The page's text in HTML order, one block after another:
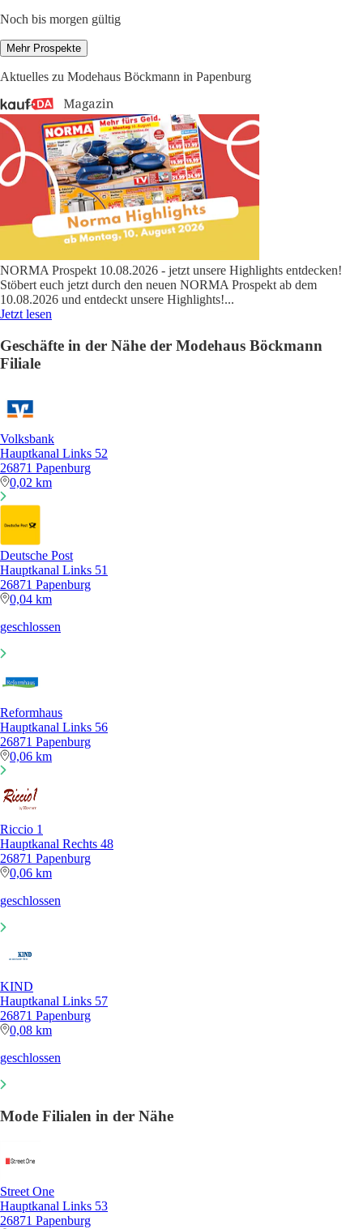
Noch bis morgen gültig
Mehr Prospekte
Aktuelles zu Modehaus Böckmann in Papenburg
NORMA Prospekt 10.08.2026 - jetzt unsere Highlights entdecken!
Stöbert euch jetzt durch den neuen NORMA Prospekt ab dem
10.08.2026 und entdeckt unsere Highlights!...
Jetzt lesen
Geschäfte in der Nähe der Modehaus Böckmann
Filiale
Volksbank
Hauptkanal Links 52
26871 Papenburg
0,02 km
Deutsche Post
Hauptkanal Links 51
26871 Papenburg
0,04 km
geschlossen
Reformhaus
Hauptkanal Links 56
26871 Papenburg
0,06 km
Riccio 1
Hauptkanal Rechts 48
26871 Papenburg
0,06 km
geschlossen
KIND
Hauptkanal Links 57
26871 Papenburg
0,08 km
geschlossen
Mode Filialen in der Nähe
Street One
Hauptkanal Links 53
26871 Papenburg